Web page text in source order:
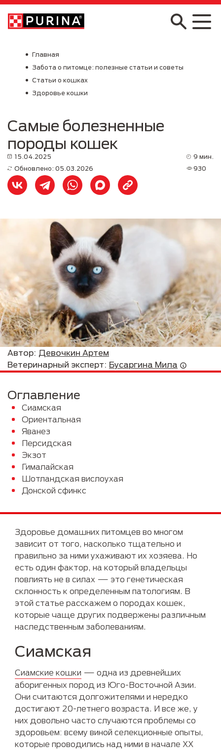
Skip to main content
Главная
Забота о питомце: полезные статьи и советы
Статьи о кошках
Здоровье кошки
Самые болезненные
породы кошек
15.04.2025
9 мин.
Обновлено: 05.03.2026
930
Автор: Девочкин Артем
Ветеринарный эксперт: Бусаргина Мила
Оглавление
Сиамская
Ориентальная
Яванез
Персидская
Экзот
Гималайская
Шотландская вислоухая
Донской сфинкс
Здоровье домашних питомцев во многом
зависит от того, насколько тщательно и
правильно за ними ухаживают их хозяева. Но
есть один фактор, на который владельцы
повлиять не в силах — это генетическая
склонность к определенным патологиям. В
этой статье расскажем о породах кошек,
которые чаще других подвержены различным
наследственным заболеваниям.
Сиамская
Сиамские кошки — одна из древнейших
аборигенных пород из Юго-Восточной Азии.
Они считаются долгожителями и нередко
достигают 20-летнего возраста. И все же, у
них довольно часто случаются проблемы со
здоровьем: всему виной селекционные опыты,
которые проводились над ними в начале ХХ